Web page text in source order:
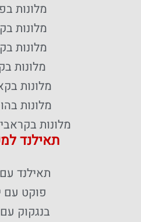
מלונות
מלונות
מלונות
מלונות
מלונות
מלונות
מלונות בקראבי
תאילנד
תאילנד
פוקט עם
בנגקוק